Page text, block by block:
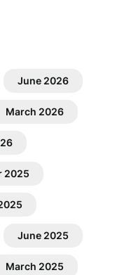
June 2026
March 2026
2025
June 2025
March 2025